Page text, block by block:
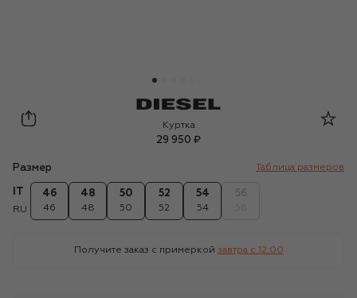
Diesel
Куртка
29 950 ₽
Размер Таблица размеров
RU
46
46
48
48
50
50
52
52
54
54
Получите заказ с примеркой завтра c 12:00